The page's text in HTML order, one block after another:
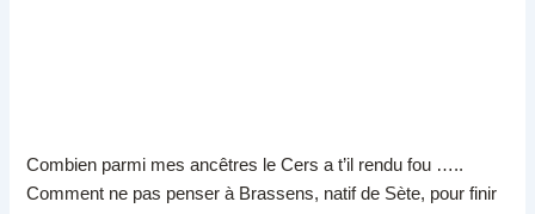
Combien parmi mes ancêtres le Cers a t’il rendu fou …..
Comment ne pas penser à Brassens, natif de Sète, pour finir